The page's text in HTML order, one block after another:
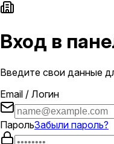
Вход в
Введите свои данные
Email / Логин
ПарольЗабыли пароль?